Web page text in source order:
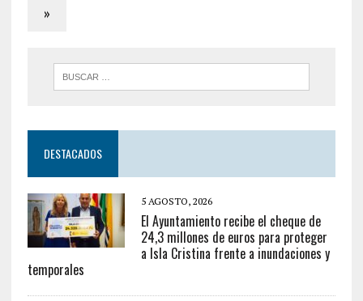
»
DESTACADOS
5 AGOSTO, 2026
El Ayuntamiento recibe el cheque de
24,3 millones de euros para proteger
a Isla Cristina frente a inundaciones y
temporales